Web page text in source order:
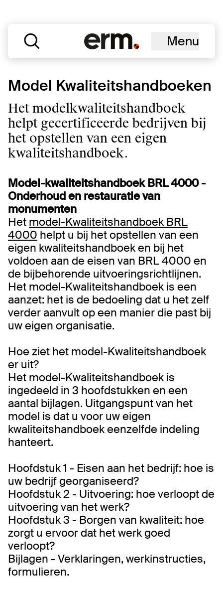
Menu
Model Kwaliteitshandboeken
Het modelkwaliteitshandboek
helpt gecertificeerde bedrijven bij
het opstellen van een eigen
kwaliteitshandboek.
Model-kwaliteitshandboek BRL 4000 -
Onderhoud en restauratie van
monumenten
Het model-Kwaliteitshandboek BRL
4000 helpt u bij het opstellen van een
eigen kwaliteitshandboek en bij het
voldoen aan de eisen van BRL 4000 en
de bijbehorende uitvoeringsrichtlijnen.
Het model-Kwaliteitshandboek is een
aanzet: het is de bedoeling dat u het zelf
verder aanvult op een manier die past bij
uw eigen organisatie.
Hoe ziet het model-Kwaliteitshandboek
er uit?
Het model-Kwaliteitshandboek is
ingedeeld in 3 hoofdstukken en een
aantal bijlagen. Uitgangspunt van het
model is dat u voor uw eigen
kwaliteitshandboek eenzelfde indeling
hanteert.
Hoofdstuk 1 - Eisen aan het bedrijf: hoe is
uw bedrijf georganiseerd?
Hoofdstuk 2 - Uitvoering: hoe verloopt de
uitvoering van het werk?
Hoofdstuk 3 - Borgen van kwaliteit: hoe
zorgt u ervoor dat het werk goed
verloopt?
Bijlagen - Verklaringen, werkinstructies,
formulieren.